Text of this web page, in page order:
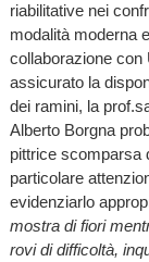
riabilitative nei
modalità moderna
collaborazione con
assicurato la
dei ramini, la
Alberto Borgna
pittrice scomparsa
particolare
evidenziarlo
mostra di fiori
rovi di difficoltà,